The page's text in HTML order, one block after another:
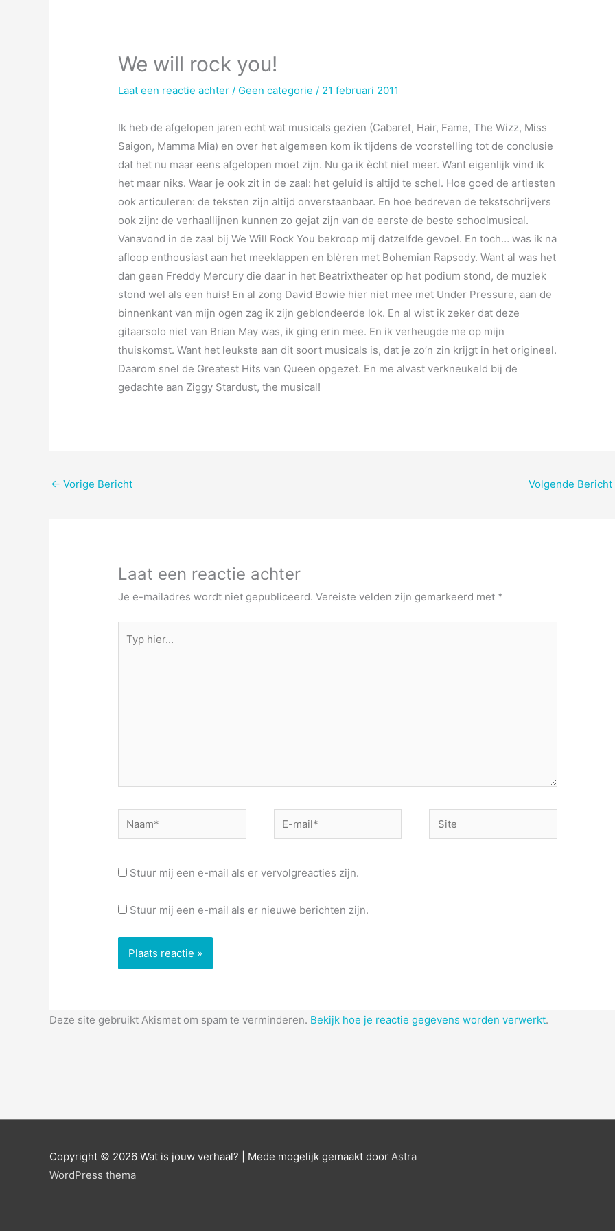
We will rock you!
Laat een reactie achter / Geen categorie / 21 februari 2011
Ik heb de afgelopen jaren echt wat musicals gezien (Cabaret, Hair, Fame, The Wizz, Miss
Saigon, Mamma Mia) en over het algemeen kom ik tijdens de voorstelling tot de conclusie
dat het nu maar eens afgelopen moet zijn. Nu ga ik ècht niet meer. Want eigenlijk vind ik
het maar niks. Waar je ook zit in de zaal: het geluid is altijd te schel. Hoe goed de artiesten
ook articuleren: de teksten zijn altijd onverstaanbaar. En hoe bedreven de tekstschrijvers
ook zijn: de verhaallijnen kunnen zo gejat zijn van de eerste de beste schoolmusical.
Vanavond in de zaal bij We Will Rock You bekroop mij datzelfde gevoel. En toch… was ik na
afloop enthousiast aan het meeklappen en blèren met Bohemian Rapsody. Want al was het
dan geen Freddy Mercury die daar in het Beatrixtheater op het podium stond, de muziek
stond wel als een huis! En al zong David Bowie hier niet mee met Under Pressure, aan de
binnenkant van mijn ogen zag ik zijn geblondeerde lok. En al wist ik zeker dat deze
gitaarsolo niet van Brian May was, ik ging erin mee. En ik verheugde me op mijn
thuiskomst. Want het leukste aan dit soort musicals is, dat je zo’n zin krijgt in het origineel.
Daarom snel de Greatest Hits van Queen opgezet. En me alvast verkneukeld bij de
gedachte aan Ziggy Stardust, the musical!
← Vorige Bericht Volgende Bericht
Laat een reactie achter
Je e-mailadres wordt niet gepubliceerd. Vereiste velden zijn gemarkeerd met *
hier...
Naam*
E-
mail*
Site
Stuur mij een e-mail als er vervolgreacties zijn.
Stuur mij een e-mail als er nieuwe berichten zijn.
Deze site gebruikt Akismet om spam te verminderen. Bekijk hoe je reactie gegevens worden verwerkt.
Copyright © 2026 Wat is jouw verhaal? | Mede mogelijk gemaakt door Astra
WordPress thema